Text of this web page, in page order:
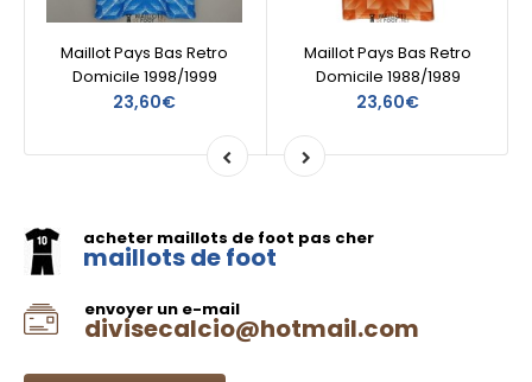
Maillot Pays Bas Retro
Domicile 1998/1999
23,60€
Maillot Pays Bas Retro
Domicile 1988/1989
23,60€
acheter maillots de foot pas cher
maillots de foot
envoyer un e-mail
divisecalcio@hotmail.com